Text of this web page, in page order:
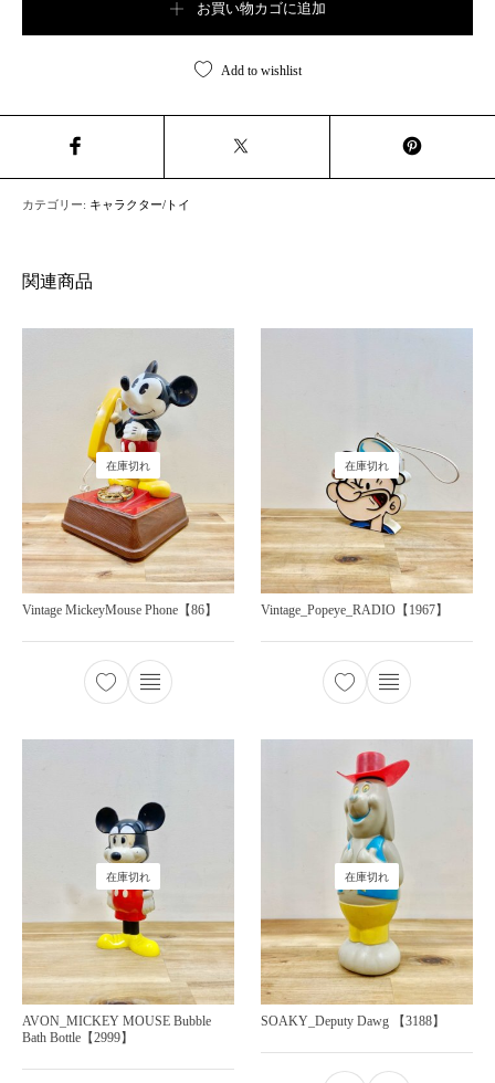
お買い物カゴに追加
Add to wishlist
カテゴリー: キャラクター/トイ
関連商品
在庫切れ
Vintage MickeyMouse Phone【86】
在庫切れ
Vintage_Popeye_RADIO【1967】
在庫切れ
AVON_MICKEY MOUSE Bubble
Bath Bottle【2999】
在庫切れ
SOAKY_Deputy Dawg 【3188】